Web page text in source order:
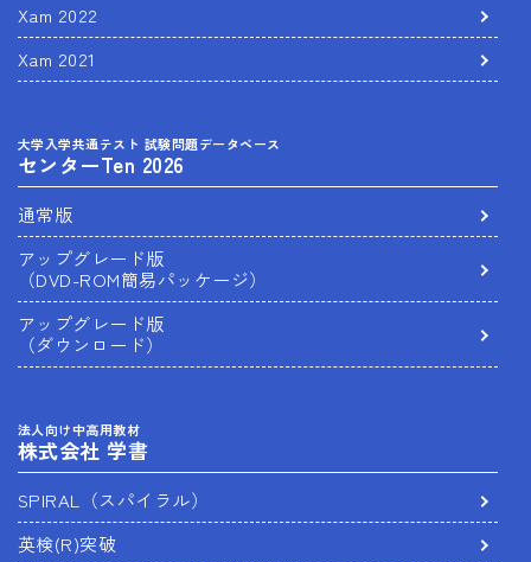
Xam 2022
Xam 2021
大学入学共通テスト 試験問題データベース
センターTen 2026
通常版
アップグレード版
（DVD-ROM簡易パッケージ）
アップグレード版
（ダウンロード）
法人向け中高用教材
株式会社 学書
SPIRAL（スパイラル）
英検(R)突破